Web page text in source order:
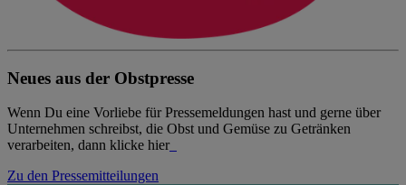
Neues aus der Obstpresse
Wenn Du eine Vorliebe für Pressemeldungen hast und gerne über
Unternehmen schreibst, die Obst und Gemüse zu Getränken
verarbeiten, dann klicke hier
Zu den Pressemitteilungen